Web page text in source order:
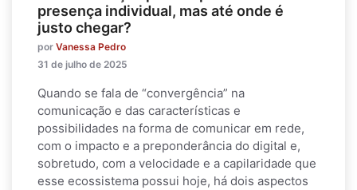
presença individual, mas até onde é
justo chegar?
por Vanessa Pedro
31 de julho de 2025
Quando se fala de “convergência” na
comunicação e das características e
possibilidades na forma de comunicar em rede,
com o impacto e a preponderância do digital e,
sobretudo, com a velocidade e a capilaridade que
esse ecossistema possui hoje, há dois aspectos